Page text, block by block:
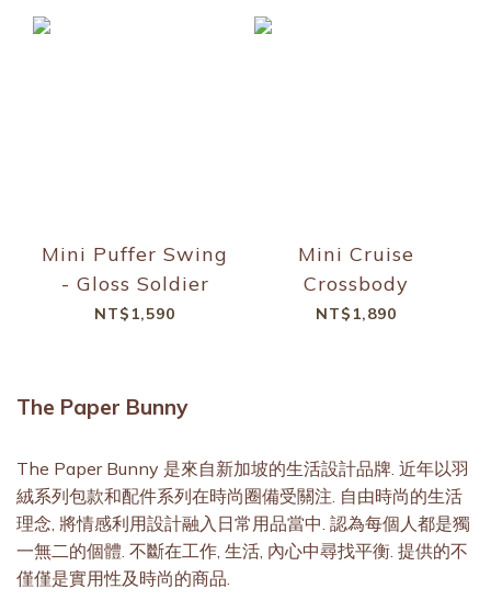
Mini Puffer Swing
- Gloss Soldier
NT$1,590
Mini Cruise
Crossbody
NT$1,890
The Paper Bunny
The Paper Bunny 是來自新加坡的生活設計品牌. 近年以羽
絨系列包款和配件系列在時尚圈備受關注. 自由時尚的生活
理念, 將情感利用設計融入日常用品當中. 認為每個人都是獨
一無二的個體. 不斷在工作, 生活, 內心中尋找平衡. 提供的不
僅僅是實用性及時尚的商品.